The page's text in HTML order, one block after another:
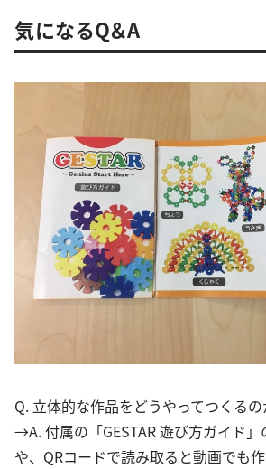
気になるQ＆A
Q. 立体的な作品をどうやってつくる
→A. 付属の「GESTAR 遊び方ガイド
や、QRコードで読み取ると動画でも